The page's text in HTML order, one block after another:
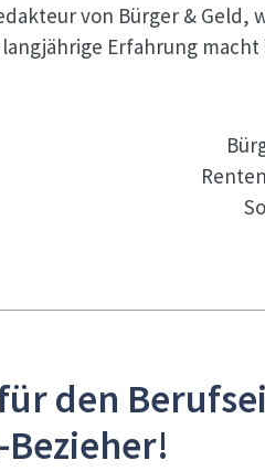
von Bürger &
Erfahrung
den